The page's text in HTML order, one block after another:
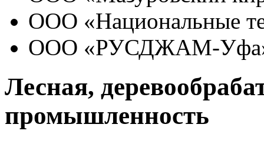
ООО «Национальные
ООО «РУСДЖАМ-
Лесная,
промышленность